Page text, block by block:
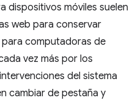
dispositivos móviles suelen
web para conservar
computadoras de
vez más por los
del sistema
cambiar de pestaña y